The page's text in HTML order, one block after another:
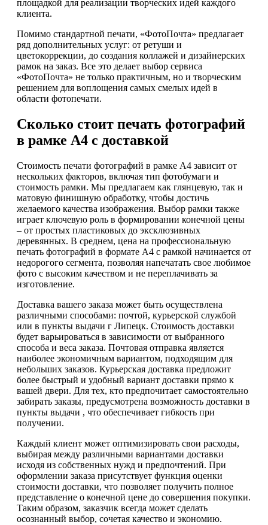
площадкой для реализации творческих идей каждого
клиента.
Помимо стандартной печати, «ФотоПочта» предлагает
ряд дополнительных услуг: от ретуши и
цветокоррекции, до создания коллажей и дизайнерских
рамок на заказ. Все это делает выбор сервиса
«ФотоПочта» не только практичным, но и творческим
решением для воплощения самых смелых идей в
области фотопечати.
Сколько стоит печать фотографий
в рамке А4 с доставкой
Стоимость печати фотографий в рамке А4 зависит от
нескольких факторов, включая тип фотобумаги и
стоимость рамки. Мы предлагаем как глянцевую, так и
матовую финишную обработку, чтобы достичь
желаемого качества изображения. Выбор рамки также
играет ключевую роль в формировании конечной цены
– от простых пластиковых до эксклюзивных
деревянных. В среднем, цена на профессиональную
печать фотографий в формате А4 с рамкой начинается от
недорогого сегмента, позволяя напечатать свое любимое
фото с высоким качеством и не переплачивать за
изготовление.
Доставка вашего заказа может быть осуществлена
различными способами: почтой, курьерской службой
или в пункты выдачи г Липецк. Стоимость доставки
будет варьироваться в зависимости от выбранного
способа и веса заказа. Почтовая отправка является
наиболее экономичным вариантом, подходящим для
небольших заказов. Курьерская доставка предложит
более быстрый и удобный вариант доставки прямо к
вашей двери. Для тех, кто предпочитает самостоятельно
забирать заказы, предусмотрена возможность доставки в
пункты выдачи , что обеспечивает гибкость при
получении.
Каждый клиент может оптимизировать свои расходы,
выбирая между различными вариантами доставки
исходя из собственных нужд и предпочтений. При
оформлении заказа присутствует функция оценки
стоимости доставки, что позволяет получить полное
представление о конечной цене до совершения покупки.
Таким образом, заказчик всегда может сделать
осознанный выбор, сочетая качество и экономию.